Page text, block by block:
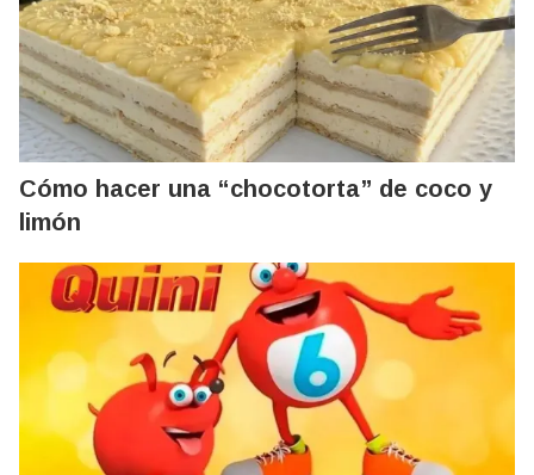
Cómo hacer una “chocotorta” de coco y
limón